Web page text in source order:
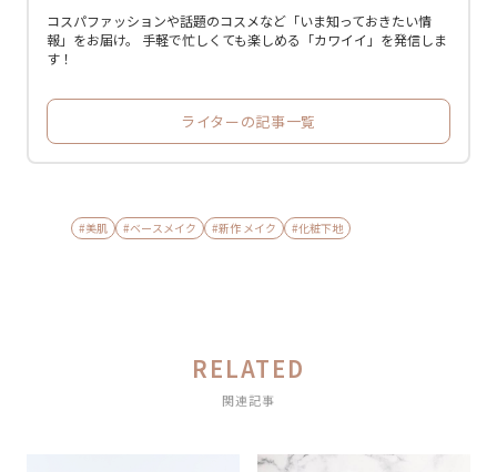
コスパファッションや話題のコスメなど「いま知っておきたい情
報」をお届け。 手軽で忙しくても楽しめる「カワイイ」を発信しま
す！
ライターの記事一覧
#美肌 #ベースメイク #新作 メイク #化粧下地
RELATED
関連記事